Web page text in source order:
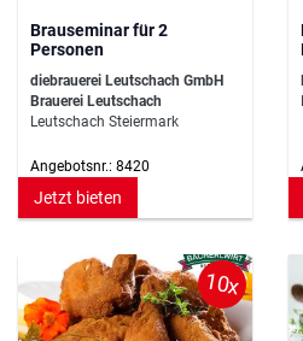
Brauseminar für 2
Personen
diebrauerei Leutschach GmbH
Brauerei Leutschach
Leutschach Steiermark
Angebotsnr.: 8420
Jetzt bieten
10x